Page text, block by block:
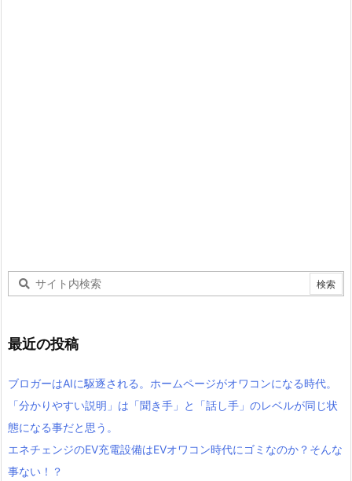
最近の投稿
ブロガーはAIに駆逐される。ホームページがオワコンになる時代。
「分かりやすい説明」は「聞き手」と「話し手」のレベルが同じ状
態になる事だと思う。
エネチェンジのEV充電設備はEVオワコン時代にゴミなのか？そんな
事ない！？